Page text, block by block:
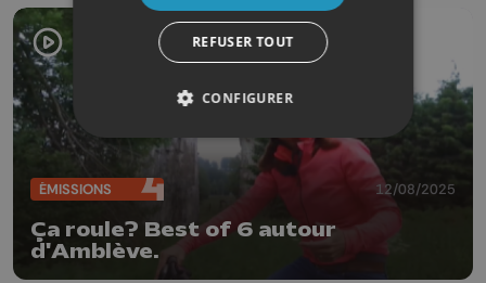
ÉMISSIONS 12/08/2025
Ça roule? Best of 6 autour
d'Amblève.
REFUSER TOUT
CONFIGURER